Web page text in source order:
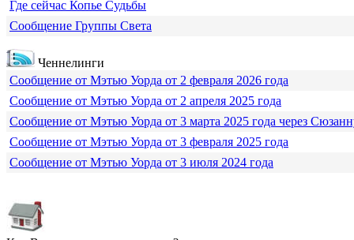
Где сейчас Копье Судьбы
Сообщение Группы Света
Ченнелинги
Сообщение от Мэтью Уорда от 2 февраля 2026 года
Сообщение от Мэтью Уорда от 2 апреля 2025 года
Сообщение от Мэтью Уорда от 3 марта 2025 года через
Сообщение от Мэтью Уорда от 3 февраля 2025 года
Сообщение от Мэтью Уорда от 3 июля 2024 года